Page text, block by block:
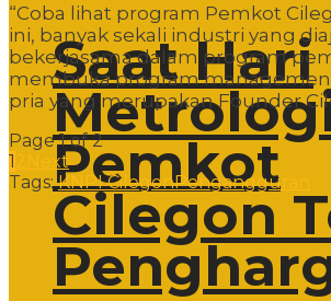
Saat Hari
Pemkot
Cilegon
“Coba lihat program Pemkot
ini, banyak sekali industri yang
bekerjasama dalam program
membuka program
pria yang merupakan Founder
Page 1 of 2
1
Next
Tags: KNPI CilegonPengangguran